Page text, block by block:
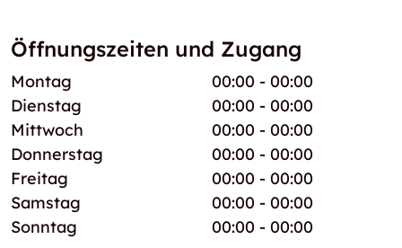
Öffnungszeiten und Zugang
Montag
00:00 - 00:00
Dienstag
00:00 - 00:00
Mittwoch
00:00 - 00:00
Donnerstag
00:00 - 00:00
Freitag
00:00 - 00:00
Samstag
00:00 - 00:00
Sonntag
00:00 - 00:00